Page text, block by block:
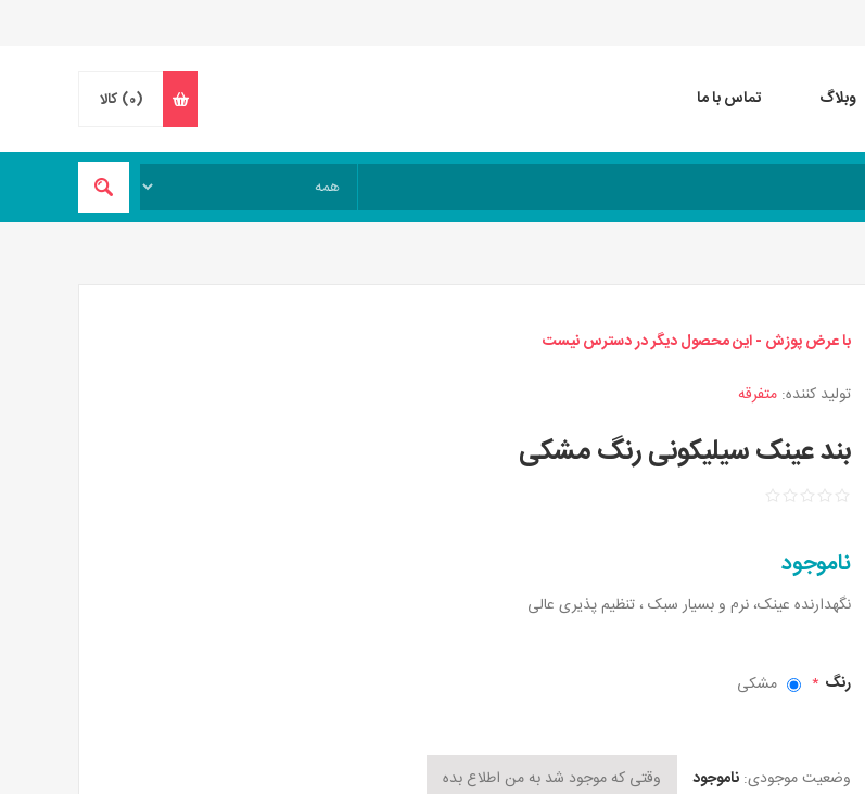
وبلاگ تماس با ما (0) کالا
با عرض پوزش - این محصول دیگر در دسترس نیست
تولید کننده: متفرقه
بند عینک سیلیکونی رنگ مشکی
ناموجود
نگهدارنده عینک، نرم و بسیار سبک ، تنظیم پذیری عالی
رنگ * مشکی
وضعیت موجودی: ناموجود